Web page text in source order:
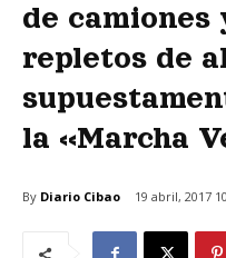
de camiones
repletos de
la «Marcha
By Diario Cibao 19 abril, 2017